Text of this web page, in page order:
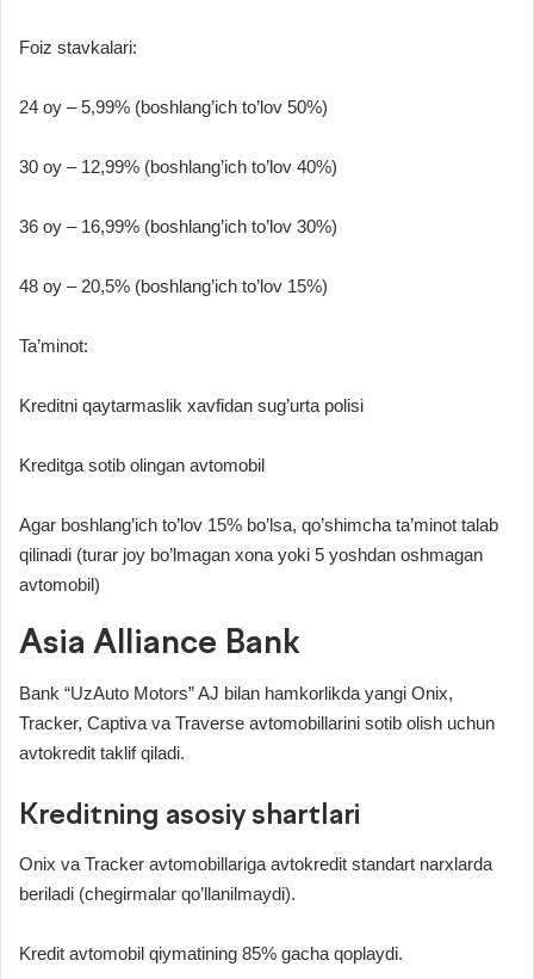
Foiz stavkalari:
24 oy – 5,99% (boshlang’ich to’lov 50%)
30 oy – 12,99% (boshlang’ich to’lov 40%)
36 oy – 16,99% (boshlang’ich to’lov 30%)
48 oy – 20,5% (boshlang’ich to’lov 15%)
Ta’minot:
Kreditni qaytarmaslik xavfidan sug’urta polisi
Kreditga sotib olingan avtomobil
Agar boshlang’ich to’lov 15% bo’lsa, qo’shimcha ta’minot talab
qilinadi (turar joy bo’lmagan xona yoki 5 yoshdan oshmagan
avtomobil)
Asia Alliance Bank
Bank “UzAuto Motors” AJ bilan hamkorlikda yangi Onix,
Tracker, Captiva va Traverse avtomobillarini sotib olish uchun
avtokredit taklif qiladi.
Kreditning asosiy shartlari
Onix va Tracker avtomobillariga avtokredit standart narxlarda
beriladi (chegirmalar qo’llanilmaydi).
Kredit avtomobil qiymatining 85% gacha qoplaydi.